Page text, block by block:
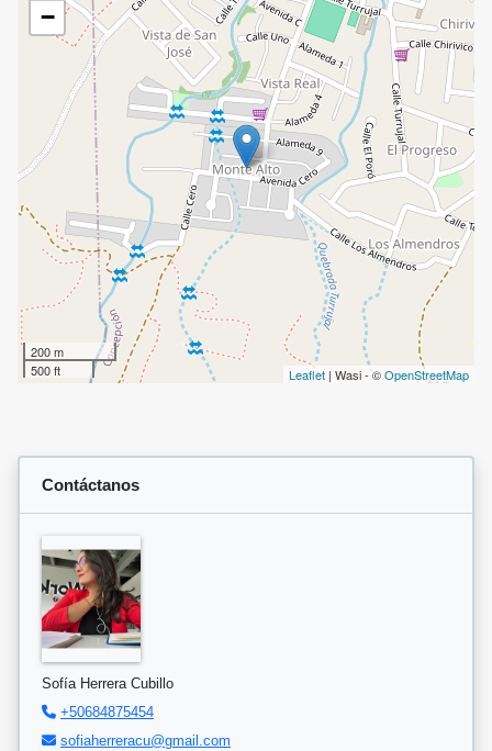
−
200 m
500 ft
Leaflet| Wasi - ©OpenStreetMap
Contáctanos
Sofía Herrera Cubillo
+50684875454
sofiaherreracu@gmail.com